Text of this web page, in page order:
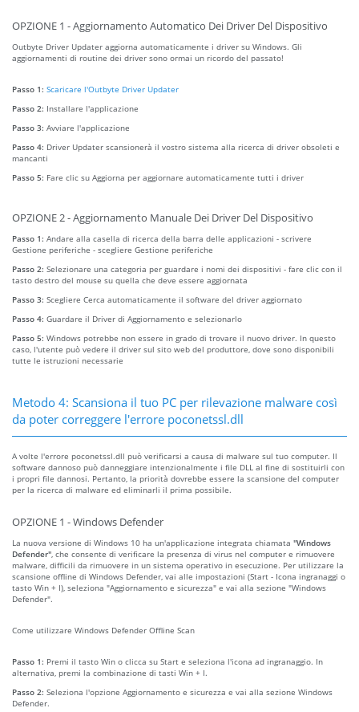
OPZIONE 1 - Aggiornamento Automatico Dei Driver Del Dispositivo
Outbyte Driver Updater aggiorna automaticamente i driver su Windows. Gli
aggiornamenti di routine dei driver sono ormai un ricordo del passato!
Passo 1: Scaricare l'Outbyte Driver Updater
Passo 2: Installare l'applicazione
Passo 3: Avviare l'applicazione
Passo 4: Driver Updater scansionerà il vostro sistema alla ricerca di driver obsoleti e
mancanti
Passo 5: Fare clic su Aggiorna per aggiornare automaticamente tutti i driver
OPZIONE 2 - Aggiornamento Manuale Dei Driver Del Dispositivo
Passo 1: Andare alla casella di ricerca della barra delle applicazioni - scrivere
Gestione periferiche - scegliere Gestione periferiche
Passo 2: Selezionare una categoria per guardare i nomi dei dispositivi - fare clic con il
tasto destro del mouse su quella che deve essere aggiornata
Passo 3: Scegliere Cerca automaticamente il software del driver aggiornato
Passo 4: Guardare il Driver di Aggiornamento e selezionarlo
Passo 5: Windows potrebbe non essere in grado di trovare il nuovo driver. In questo
caso, l'utente può vedere il driver sul sito web del produttore, dove sono disponibili
tutte le istruzioni necessarie
Metodo 4: Scansiona il tuo PC per rilevazione malware così
da poter correggere l'errore poconetssl.dll
A volte l'errore poconetssl.dll può verificarsi a causa di malware sul tuo computer. Il
software dannoso può danneggiare intenzionalmente i file DLL al fine di sostituirli con
i propri file dannosi. Pertanto, la priorità dovrebbe essere la scansione del computer
per la ricerca di malware ed eliminarli il prima possibile.
OPZIONE 1 - Windows Defender
La nuova versione di Windows 10 ha un'applicazione integrata chiamata "Windows
Defender" , che consente di verificare la presenza di virus nel computer e rimuovere
malware, difficili da rimuovere in un sistema operativo in esecuzione. Per utilizzare la
scansione offline di Windows Defender, vai alle impostazioni (Start - Icona ingranaggi o
tasto Win + I), seleziona "Aggiornamento e sicurezza" e vai alla sezione "Windows
Defender".
Come utilizzare Windows Defender Offline Scan
Passo 1: Premi il tasto Win o clicca su Start e seleziona l'icona ad ingranaggio. In
alternativa, premi la combinazione di tasti Win + I.
Passo 2: Seleziona l'opzione Aggiornamento e sicurezza e vai alla sezione Windows
Defender.